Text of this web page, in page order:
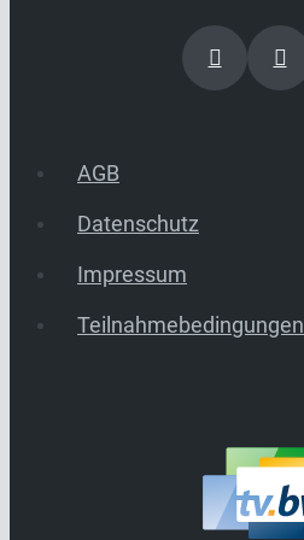
AGB
Datenschutz
Impressum
Teilnahmebedingungen